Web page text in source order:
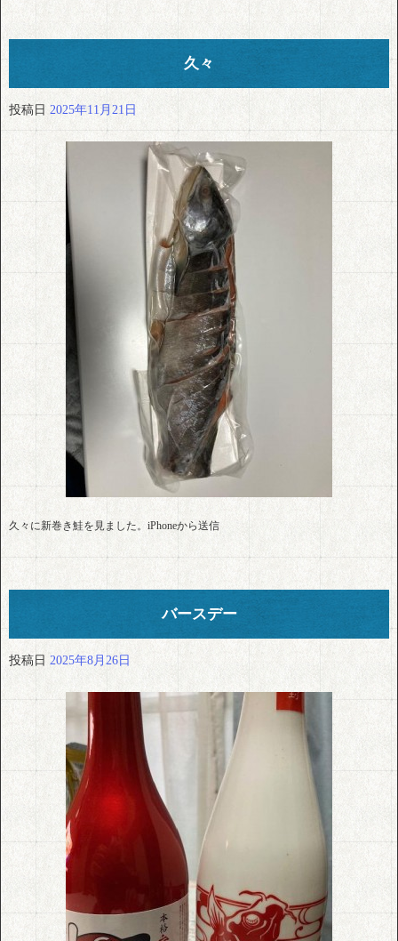
久々
投稿日 2025年11月21日
久々に新巻き鮭を見ました。iPhoneから送信
バースデー
投稿日 2025年8月26日